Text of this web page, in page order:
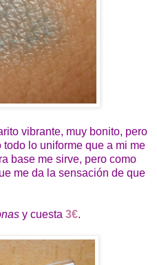
vibrante, muy bonito, pero
lo uniforme que a mi me
base me sirve, pero como
me da la sensación de que
y cuesta 3€.